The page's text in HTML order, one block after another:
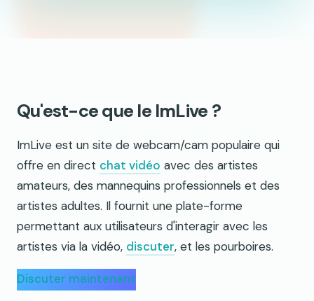
Qu'est-ce que le ImLive ?
ImLive est un site de webcam/cam populaire qui
offre en direct chat vidéo avec des artistes
amateurs, des mannequins professionnels et des
artistes adultes. Il fournit une plate-forme
permettant aux utilisateurs d'interagir avec les
artistes via la vidéo, discuter, et les pourboires.
Discuter maintenant